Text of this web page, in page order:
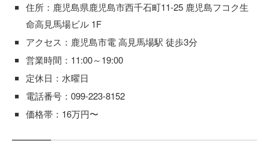
住所：鹿児島県鹿児島市西千石町11-25 鹿児島フコク生
命高見馬場ビル 1F
アクセス：鹿児島市電 高見馬場駅 徒歩3分
営業時間：11:00～19:00
定休日：水曜日
電話番号：099-223-8152
価格帯：16万円〜